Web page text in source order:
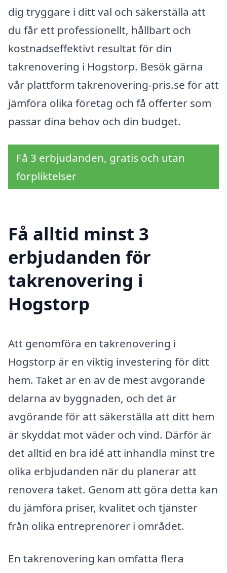
dig tryggare i ditt val och säkerställa att
du får ett professionellt, hållbart och
kostnadseffektivt resultat för din
takrenovering i Hogstorp. Besök gärna
vår plattform takrenovering-pris.se för att
jämföra olika företag och få offerter som
passar dina behov och din budget.
Få 3 erbjudanden, gratis och utan
förpliktelser
Få alltid minst 3
erbjudanden för
takrenovering i
Hogstorp
Att genomföra en takrenovering i
Hogstorp är en viktig investering för ditt
hem. Taket är en av de mest avgörande
delarna av byggnaden, och det är
avgörande för att säkerställa att ditt hem
är skyddat mot väder och vind. Därför är
det alltid en bra idé att inhandla minst tre
olika erbjudanden när du planerar att
renovera taket. Genom att göra detta kan
du jämföra priser, kvalitet och tjänster
från olika entreprenörer i området.
En takrenovering kan omfatta flera